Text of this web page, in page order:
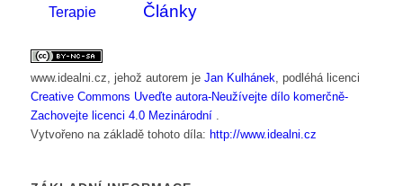
Terapie Články
www.idealni.cz , jehož autorem je Jan Kulhánek , podléhá licenci
Creative Commons Uveďte autora-Neužívejte dílo komerčně-
Zachovejte licenci 4.0 Mezinárodní
Vytvořeno na základě tohoto díla: http://www.idealni.cz